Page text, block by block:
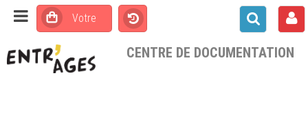
CENTRE DE DOCUMENTATION